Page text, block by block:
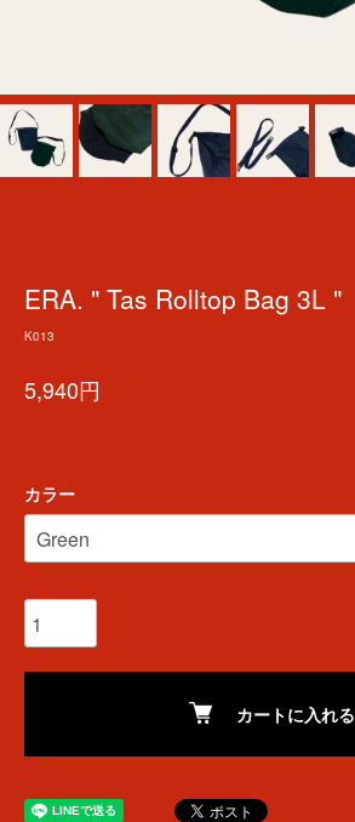
ERA. " Tas Rolltop Bag 3L "
K013
5,940円
カラー
カートに入れる